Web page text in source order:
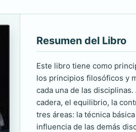
Resumen del Libro
Este libro tiene como
los principios filosóficos y
cada una de las
cadera, el equilibrio, la
tres áreas: la técnica
influencia de las demás